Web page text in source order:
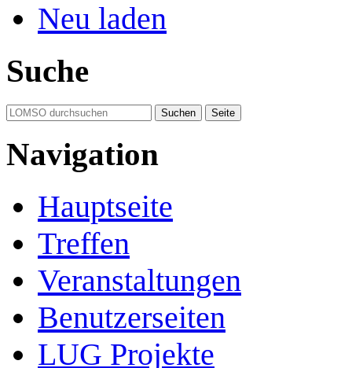
Neu laden
Suche
Navigation
Hauptseite
Treffen
Veranstaltungen
Benutzerseiten
LUG Projekte